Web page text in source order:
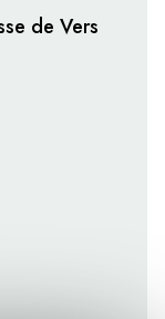
de Vers